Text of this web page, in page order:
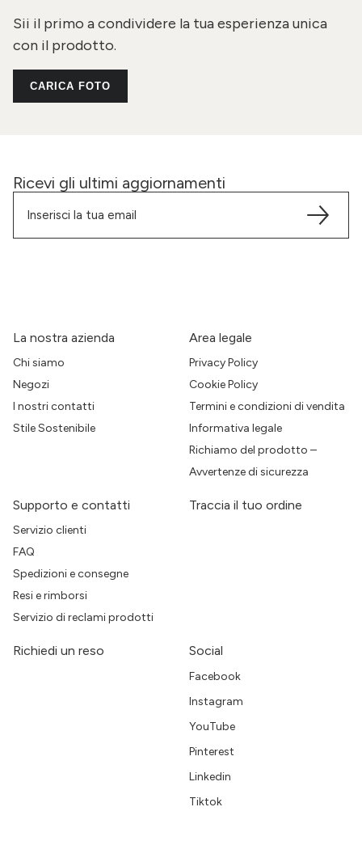
Sii il primo a condividere la tua esperienza unica
con il prodotto.
CARICA FOTO
Ricevi gli ultimi aggiornamenti
La nostra azienda
Chi siamo
Negozi
I nostri contatti
Stile Sostenibile
Area legale
Privacy Policy
Cookie Policy
Termini e condizioni di vendita
Informativa legale
Richiamo del prodotto –
Avvertenze di sicurezza
Supporto e contatti
Servizio clienti
FAQ
Spedizioni e consegne
Resi e rimborsi
Servizio di reclami prodotti
Traccia il tuo ordine
Richiedi un reso Social
Facebook
Instagram
YouTube
Pinterest
Linkedin
Tiktok